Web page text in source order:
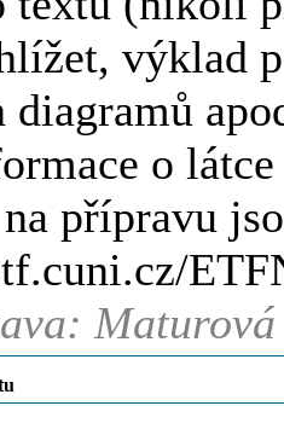
výklad
o
přípravu